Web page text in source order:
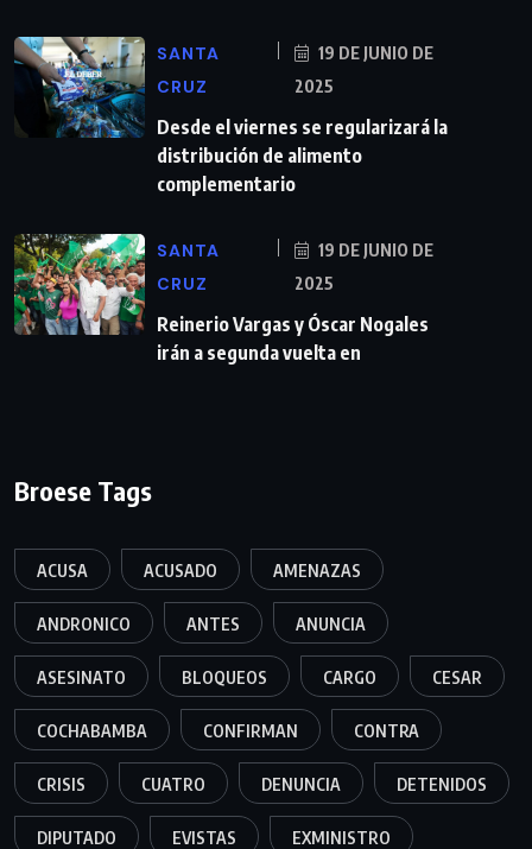
SANTA
CRUZ
19 DE JUNIO DE
2025
Desde el viernes se regularizará la
distribución de alimento
complementario
SANTA
CRUZ
19 DE JUNIO DE
2025
Reinerio Vargas y Óscar Nogales
irán a segunda vuelta en
Broese Tags
ACUSA ACUSADO AMENAZAS
ANDRONICO ANTES ANUNCIA
ASESINATO BLOQUEOS CARGO CESAR
COCHABAMBA CONFIRMAN CONTRA
CRISIS CUATRO DENUNCIA DETENIDOS
DIPUTADO EVISTAS EXMINISTRO